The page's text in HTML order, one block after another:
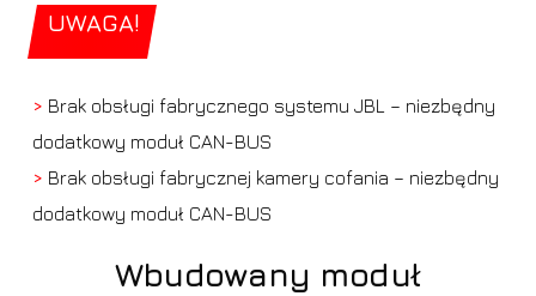
UWAGA!
> Brak obsługi fabrycznego systemu JBL – niezbędny
dodatkowy moduł CAN-BUS
> Brak obsługi fabrycznej kamery cofania – niezbędny
dodatkowy moduł CAN-BUS
Wbudowany moduł